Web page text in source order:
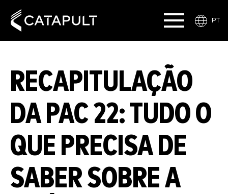
PT
RECAPITULAÇÃO
DA PAC 22: TUDO O
QUE PRECISA DE
SABER SOBRE A